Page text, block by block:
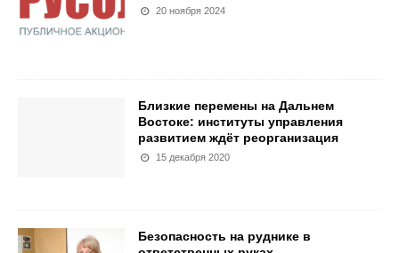
20 ноября 2024
Близкие перемены на Дальнем
Востоке: институты управления
развитием ждёт реорганизация
15 декабря 2020
Безопасность на руднике в